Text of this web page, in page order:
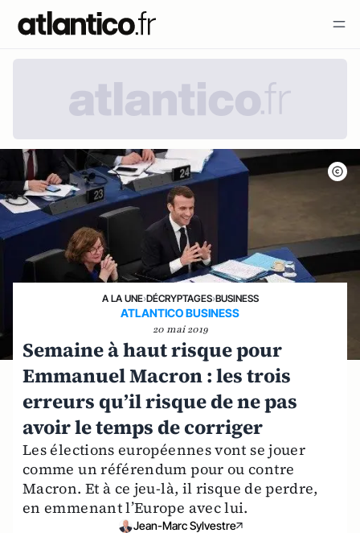
A LA UNE›DÉCRYPTAGES›BUSINESS
ATLANTICO BUSINESS
20 mai 2019
Semaine à haut risque pour
Emmanuel Macron : les trois
erreurs qu’il risque de ne pas
avoir le temps de corriger
Les élections européennes vont se jouer
comme un référendum pour ou contre
Macron. Et à ce jeu-là, il risque de perdre,
en emmenant l’Europe avec lui.
Jean-Marc Sylvestre